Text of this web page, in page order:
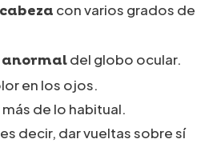
con varios grados de
del globo ocular.
en los ojos.
de lo habitual.
decir, dar vueltas sobre sí